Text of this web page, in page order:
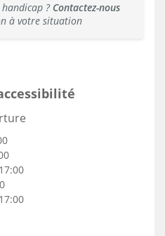
? Contactez-nous
à votre situation